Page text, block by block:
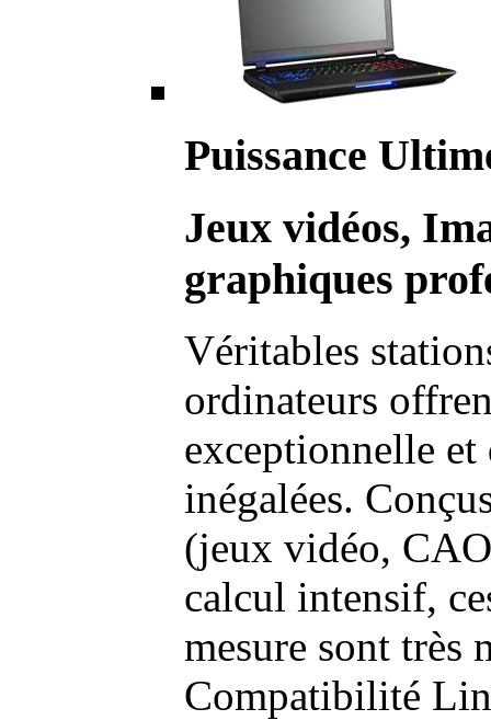
Puissance
Jeux vidéos,
graphiques
Véritables
ordinateurs
exceptionnelle et
inégalées.
(jeux vidéo,
calcul intensif,
mesure sont très
Compatibilité